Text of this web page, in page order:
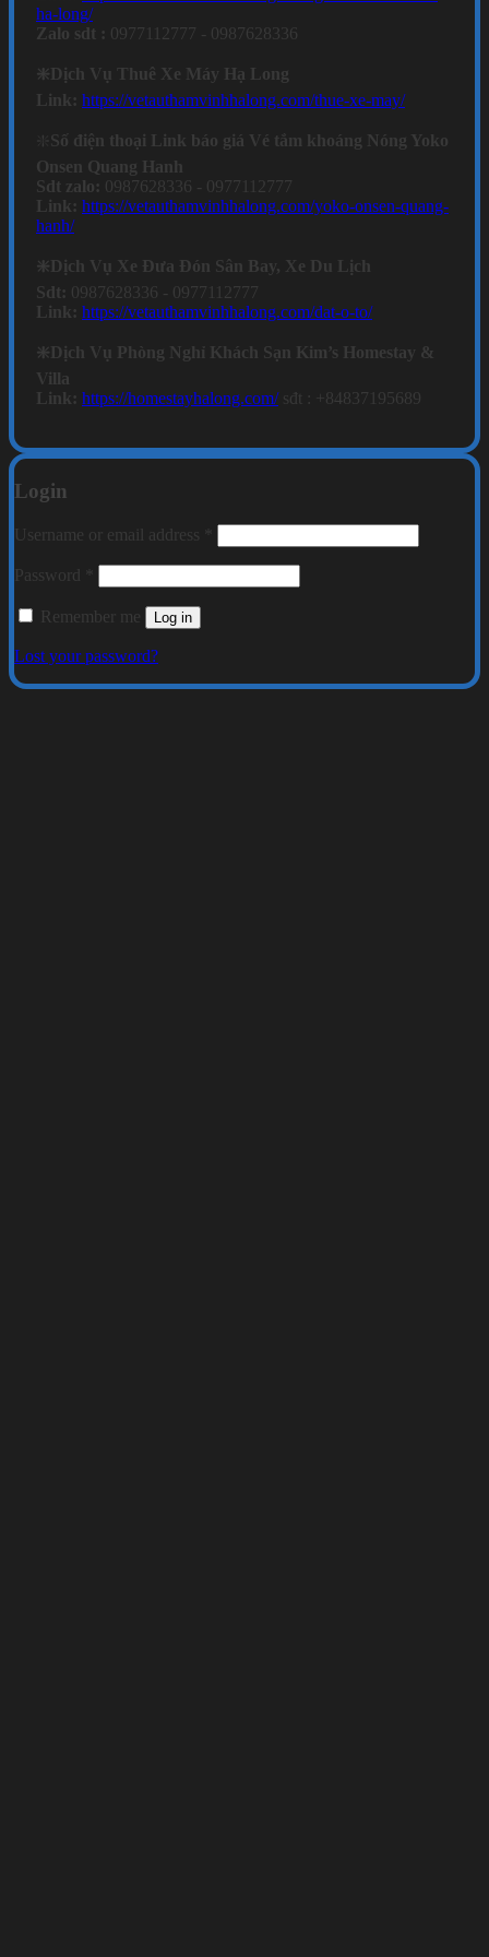
ha-long/
Zalo sdt : 0977112777 - 0987628336
❇️Dịch Vụ Thuê Xe Máy Hạ Long
Link: https://vetauthamvinhhalong.com/thue-xe-may/
❇️ Số điện thoại Link báo giá Vé tắm khoáng Nóng Yoko
Onsen Quang Hanh
Sdt zalo: 0987628336 - 0977112777
Link: https://vetauthamvinhhalong.com/yoko-onsen-quang-
hanh/
❇️Dịch Vụ Xe Đưa Đón Sân Bay, Xe Du Lịch
Sdt: 0987628336 - 0977112777
Link: https://vetauthamvinhhalong.com/dat-o-to/
❇️Dịch Vụ Phòng Nghỉ Khách Sạn Kim’s Homestay &
Villa
Link: https://homestayhalong.com/sđt : +84837195689
Login
Username or email address
Password
Remember me Log in
Lost your password?